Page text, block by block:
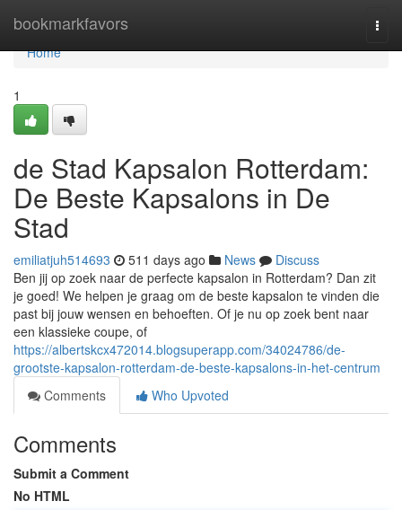
bookmarkfavors
Home
Home
1
de Stad Kapsalon Rotterdam:
De Beste Kapsalons in De
Stad
emiliatjuh514693 511 days ago News
Discuss
Ben jij op zoek naar de perfecte kapsalon in Rotterdam? Dan zit
je goed! We helpen je graag om de beste kapsalon te vinden die
past bij jouw wensen en behoeften. Of je nu op zoek bent naar
een klassieke coupe, of
https://albertskcx472014.blogsuperapp.com/34024786/de-
grootste-kapsalon-rotterdam-de-beste-kapsalons-in-het-centrum
Comments
Who Upvoted
Comments
Submit a Comment
No HTML